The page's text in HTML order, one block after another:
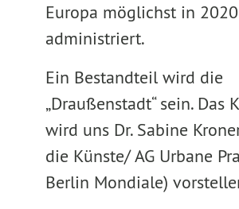
Europa möglichst in 2020
administriert.
Ein Bestandteil wird die
„Draußenstadt“ sein. Das
wird uns Dr. Sabine
die Künste/ AG Urbane
Berlin Mondiale)